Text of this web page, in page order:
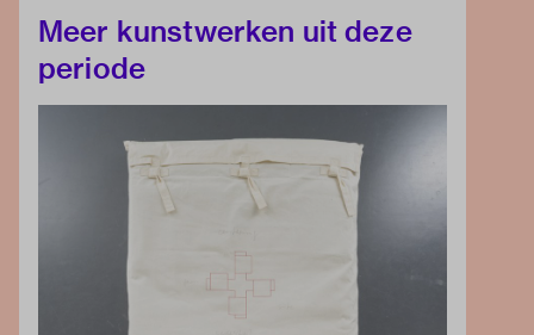
Meer kunstwerken uit deze
periode